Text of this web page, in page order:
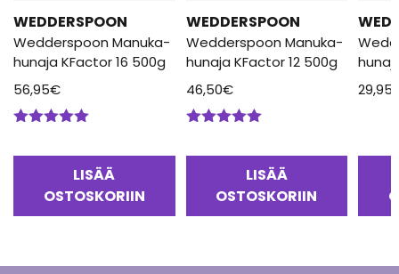
WEDDERSPOON
Wedderspoon Manuka-
hunaja KFactor 16 500g
56,95€
LISÄÄ
OSTOSKORIIN
WEDDERSPOON
Wedderspoon Manuka-
hunaja KFactor 12 500g
46,50€
LISÄÄ
OSTOSKORIIN
29,95